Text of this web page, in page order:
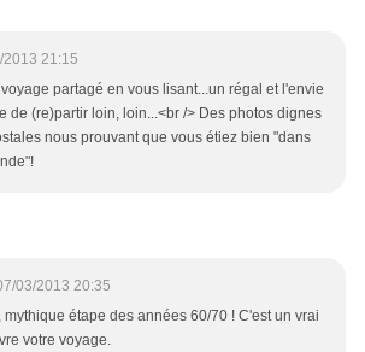
2013 21:15
partagé en vous lisant...un régal et l'envie
de (re)partir loin, loin...<br /> Des photos dignes
nous prouvant que vous étiez bien "dans
03/2013 20:35
mythique étape des années 60/70 ! C'est un vrai
votre voyage.